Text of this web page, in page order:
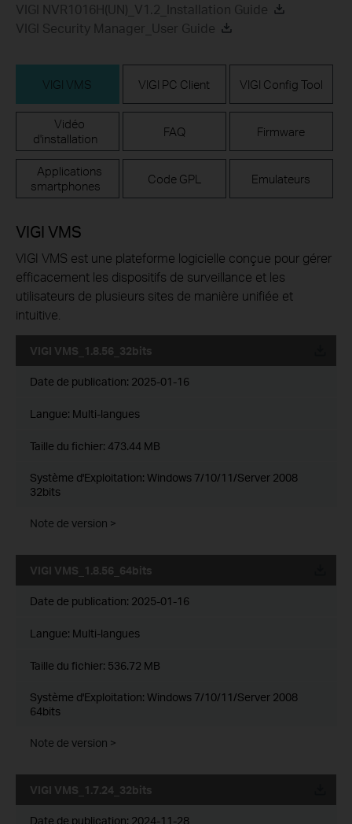
VIGI NVR1016H(UN)_V1.2_Installation Guide
VIGI Security Manager_User Guide
VIGI VMS VIGI PC Client VIGI Config Tool
Vidéo
d'installation
FAQ Firmware
Applications
smartphones
Code GPL Emulateurs
VIGI VMS
VIGI VMS est une plateforme logicielle conçue pour gérer
efficacement les dispositifs de surveillance et les
utilisateurs de plusieurs sites de manière unifiée et
intuitive.
VIGI VMS_1.8.56_32bits
Date de publication: 2025-01-16
Langue: Multi-langues
Taille du fichier: 473.44 MB
Système d'Exploitation: Windows 7/10/11/Server 2008
32bits
Note de version >
VIGI VMS_1.8.56_64bits
Date de publication: 2025-01-16
Langue: Multi-langues
Taille du fichier: 536.72 MB
Système d'Exploitation: Windows 7/10/11/Server 2008
64bits
Note de version >
VIGI VMS_1.7.24_32bits
Date de publication: 2024-11-28